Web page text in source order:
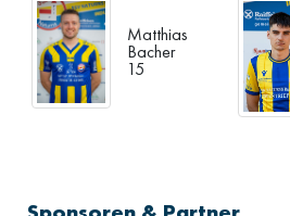
Matthias
Bacher
15